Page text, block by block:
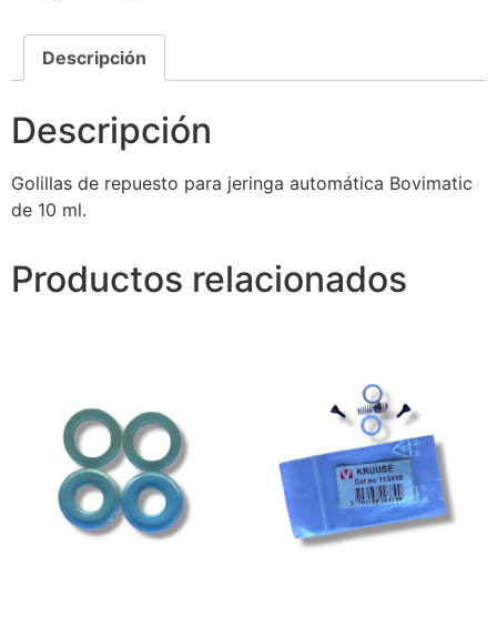
Descripción
Descripción
Golillas de repuesto para jeringa automática Bovimatic
de 10 ml.
Productos relacionados